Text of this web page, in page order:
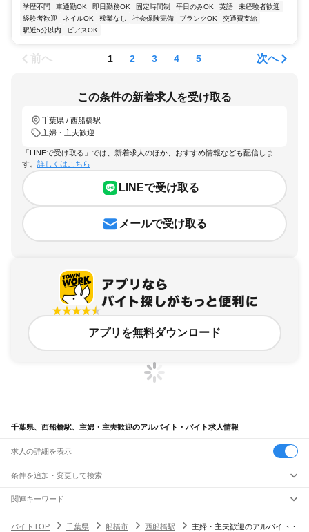
学歴不問
車通勤OK 即日勤務OK 固定時間制 平日のみOK 英語
未経験者歓迎
経験者歓迎
ネイルOK 残業なし 社会保険完備 ブランクOK
交通費支給
駅近5分以内
ピアスOK
前へ 1 2 3 4 5 次へ
この条件の新着求人を受け取る
千葉県 / 西船橋駅
主婦・主夫歓迎
「LINEで受け取る」では、新着求人のほか、おすすめ情報なども配信しま
す。 詳しくはこちら
LINEで受け取る
メールで受け取る
アプリを無料ダウンロード
千葉県、西船橋駅、主婦・主夫歓迎のアルバイト・バイト求人情報
求人の詳細を表示
条件を追加・変更して検索
市区町村を追加・変更
千葉県すべて
駅を追加・変更
関連キーワード
バイトTOP
千葉県 船橋市 西船橋駅 主婦・主夫歓迎のアルバイト・